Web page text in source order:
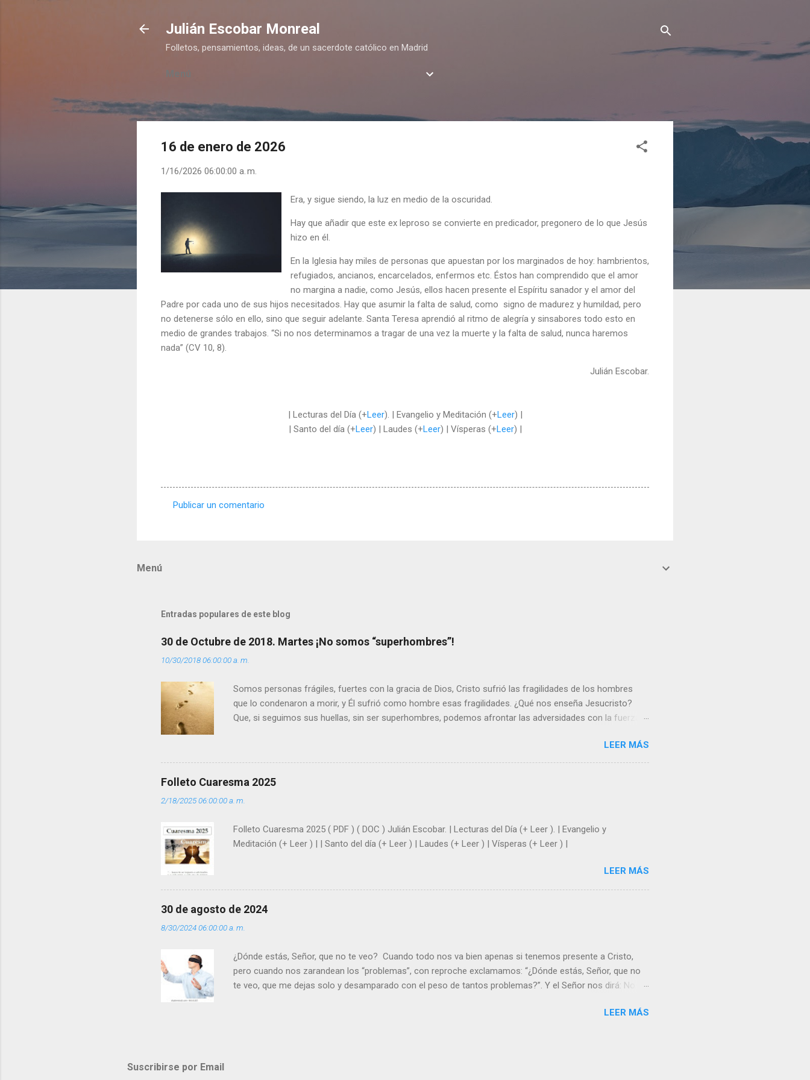
Julián Escobar Monreal
Folletos, pensamientos, ideas, de un sacerdote católico en Madrid
Menú
16 de enero de 2026
1/16/2026 06:00:00 a. m.
Era, y sigue siendo, la luz en medio de la oscuridad.
Hay que añadir que este ex leproso se convierte en predicador, pregonero de lo que Jesús
hizo en él.
En la Iglesia hay miles de personas que apuestan por los marginados de hoy: hambrientos,
refugiados, ancianos, encarcelados, enfermos etc. Éstos han comprendido que el amor
no margina a nadie, como Jesús, ellos hacen presente el Espíritu sanador y el amor del
Padre por cada uno de sus hijos necesitados. Hay que asumir la falta de salud, como signo de madurez y humildad, pero
no detenerse sólo en ello, sino que seguir adelante. Santa Teresa aprendió al ritmo de alegría y sinsabores todo esto en
medio de grandes trabajos. “Si no nos determinamos a tragar de una vez la muerte y la falta de salud, nunca haremos
nada” (CV 10, 8).
Julián Escobar.
| Lecturas del Día (+Leer). | Evangelio y Meditación (+Leer) |
| Santo del día (+Leer) | Laudes (+Leer) | Vísperas (+Leer) |
a
Publicar un comentario
Menú
Entradas populares de este blog
30 de Octubre de 2018. Martes ¡No somos “superhombres”!
10/30/2018 06:00:00 a. m.
Somos personas frágiles, fuertes con la gracia de Dios, Cristo sufrió las fragilidades de los hombres
que lo condenaron a morir, y Él sufrió como hombre esas fragilidades. ¿Qué nos enseña Jesucristo?
Que, si seguimos sus huellas, sin ser superhombres, podemos afrontar las adversidades con la fuerza y
que los demás se sientan acompañados y protegidos por nosotros. “ Señor, soy un árbol sin frutos,
pero tú me das la savia para que al menos mis ramas y hojas den sombra en los días del sol abrasador
”. - ¿Te sientes super hombre? - ¿Superas tu fragilidad con la gracia de Dios? Julián Escobar. | Lecturas
(+ Leer ) |
LEER MÁS
Folleto Cuaresma 2025
2/18/2025 06:00:00 a. m.
Folleto Cuaresma 2025 ( PDF ) ( DOC ) Julián Escobar. | Lecturas del Día (+ Leer ). | Evangelio y
Meditación (+ Leer ) | | Santo del día (+ Leer ) | Laudes (+ Leer ) | Vísperas (+ Leer ) |
LEER MÁS
30 de agosto de 2024
8/30/2024 06:00:00 a. m.
¿Dónde estás, Señor, que no te veo? Cuando todo nos va bien apenas si tenemos presente a Cristo,
pero cuando nos zarandean los “problemas”, con reproche exclamamos: “¿Dónde estás, Señor, que no
te veo, que me dejas solo y desamparado con el peso de tantos problemas?”. Y el Señor nos dirá: No
porque lloras tus problemas y no gozas de la vida. ¿Cómo puedes creer que Yo dejo a nadie sólo con
LEER MÁS
Suscribirse por Email